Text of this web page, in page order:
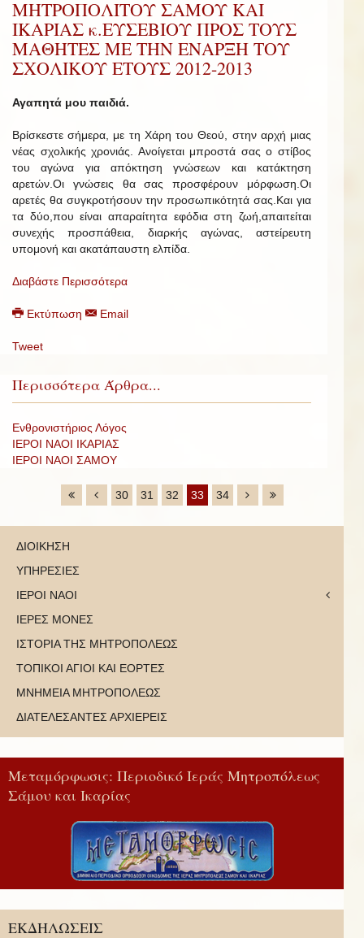
ΜΗΤΡΟΠΟΛΙΤΟΥ ΣΑΜΟΥ ΚΑΙ
ΙΚΑΡΙΑΣ κ.ΕΥΣΕΒΙΟΥ ΠΡΟΣ ΤΟΥΣ
ΜΑΘΗΤΕΣ ΜΕ ΤΗΝ ΕΝΑΡΞΗ ΤΟΥ
ΣΧΟΛΙΚΟΥ ΕΤΟΥΣ 2012-2013
Αγαπητά μου παιδιά.
Βρίσκεστε σήμερα, με τη Χάρη του Θεού, στην αρχή μιας
νέας σχολικής χρονιάς. Ανοίγεται μπροστά σας ο στίβος
του αγώνα για απόκτηση γνώσεων και κατάκτηση
αρετών.Οι γνώσεις θα σας προσφέρουν μόρφωση.Οι
αρετές θα συγκροτήσουν την προσωπικότητά σας.Και για
τα δύο,που είναι απαραίτητα εφόδια στη ζωή,απαιτείται
συνεχής προσπάθεια, διαρκής αγώνας, αστείρευτη
υπομονή και ακατάπαυστη ελπίδα.
Διαβάστε Περισσότερα
Εκτύπωση Email
Tweet
Περισσότερα Άρθρα...
Ενθρονιστήριος Λόγος
ΙΕΡΟΙ ΝΑΟΙ ΙΚΑΡΙΑΣ
ΙΕΡΟΙ ΝΑΟΙ ΣΑΜΟΥ
30 31 32 33 34
ΔΙΟΙΚΗΣΗ
ΥΠΗΡΕΣΙΕΣ
ΙΕΡΟΙ ΝΑΟΙ
ΙΕΡΕΣ ΜΟΝΕΣ
ΙΣΤΟΡΙΑ ΤΗΣ ΜΗΤΡΟΠΟΛΕΩΣ
ΤΟΠΙΚΟΙ ΑΓΙΟΙ ΚΑΙ ΕΟΡΤΕΣ
ΜΝΗΜΕΙΑ ΜΗΤΡΟΠΟΛΕΩΣ
ΔΙΑΤΕΛΕΣΑΝΤΕΣ ΑΡΧΙΕΡΕΙΣ
Μεταμόρφωσις: Περιοδικό Ιεράς Μητροπόλεως
Σάμου και Ικαρίας
ΕΚΔΗΛΩΣΕΙΣ